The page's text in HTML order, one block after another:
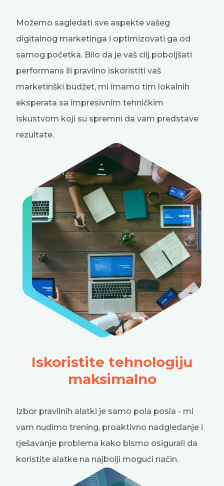
Možemo sagledati sve aspekte vašeg
digitalnog marketinga i optimizovati ga od
samog početka. Bilo da je vaš cilj poboljšati
performans ili pravilno iskoristiti vaš
marketinški budžet, mi imamo tim lokalnih
eksperata sa impresivnim tehničkim
iskustvom koji su spremni da vam predstave
rezultate.
Iskoristite tehnologiju
maksimalno
Izbor pravilnih alatki je samo pola posla - mi
vam nudimo trening, proaktivno nadgledanje i
rješavanje problema kako bismo osigurali da
koristite alatke na najbolji mogući način.